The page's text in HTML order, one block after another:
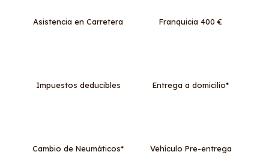
Asistencia en Carretera Franquicia 400 €
Impuestos deducibles Entrega a domicilio*
Cambio de Neumáticos* Vehículo Pre-entrega